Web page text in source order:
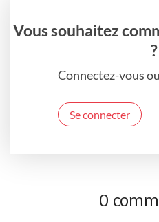
Vous souhaitez
?
Connectez-vous
Se connecter
0